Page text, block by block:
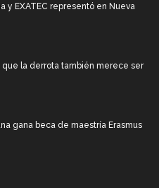
y EXATEC representó en Nueva
la derrota también merece ser
gana beca de maestría Erasmus